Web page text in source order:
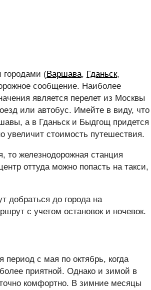
городами (Варшава, Гданьск,
сообщение. Наиболее
является перелет из Москвы
или автобус. Имейте в виду, что
а в Гданьск и Быдгощ придется
увеличит стоимость путешествия.
то железнодорожная станция
оттуда можно попасть на такси,
добраться до города на
с учетом остановок и ночевок.
с мая по октябрь, когда
приятной. Однако и зимой в
комфортно. В зимние месяцы